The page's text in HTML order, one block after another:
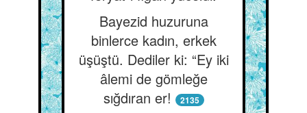
Bayezid huzuruna
binlerce kadın, erkek
üşüştü. Dediler ki: “Ey iki
âlemi de gömleğe
sığdıran er!
2135